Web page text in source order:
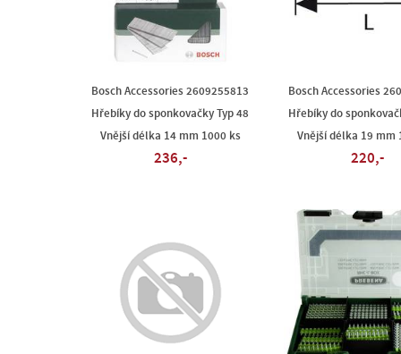
Bosch Accessories 2609255813
Hřebíky do sponkovačky Typ 48
Vnější délka 14 mm 1000 ks
236,-
Bosch Accessories
Hřebíky do
Vnější délka 19 mm
220,-